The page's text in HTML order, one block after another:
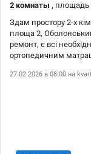
2 комнаты , площадь
Здам простору 2-х
площа 2,
ремонт, є всі
ортопедичним
шафа, варильна
Супермаркети,
ресторани, 4 дитячі
знадобитися для
27.02.2026 в 08:00 на